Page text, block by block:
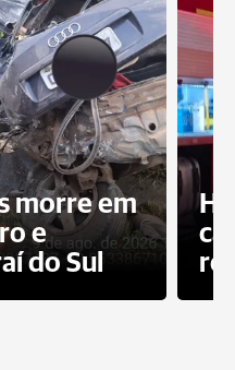
morre em
e
do Sul